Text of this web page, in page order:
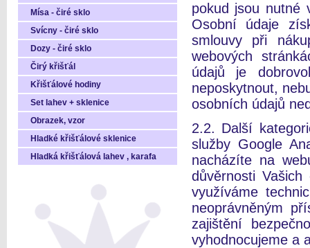
Mísa - čiré sklo
Svícny - čiré sklo
Dozy - čiré sklo
Čirý křišťál
Křišťálové hodiny
Set lahev + sklenice
Obrazek, vzor
Hladké křišťálové sklenice
Hladká křišťálová lahev , karafa
pokud jsou nutné
Osobní údaje
smlouvy při
webových
údajů je
neposkytnout,
osobních údajů
2.2. Další
služby Google
nacházíte na
důvěrnosti
využíváme
neoprávněným
zajištění
vyhodnocujeme a